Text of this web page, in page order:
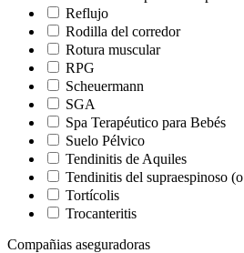
Reflujo
Rodilla del corredor
Rotura muscular
RPG
Scheuermann
SGA
Spa Terapéutico para Bebés
Suelo Pélvico
Tendinitis de Aquiles
Tendinitis del supraespinoso
Tortícolis
Trocanteritis
Compañias aseguradoras